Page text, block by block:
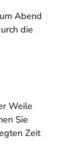
Abend
die
Weile
Sie
Zeit